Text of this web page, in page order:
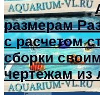
размерам
с расчетом
сборки
чертежам из